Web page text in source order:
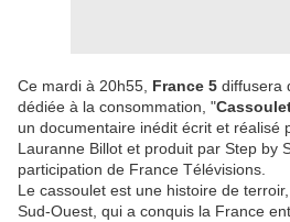
Ce mardi à 20h55, France 5 diffusera
dédiée à la consommation, "
un documentaire inédit écrit et réalisé
Lauranne Billot et produit par Step by
participation de France Télévisions.
Le cassoulet est une histoire de
Sud-Ouest, qui a conquis la France